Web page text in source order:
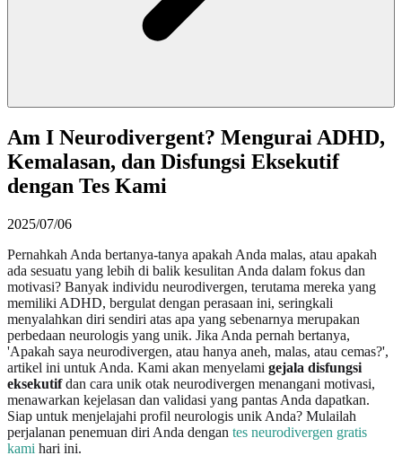
Am I Neurodivergent? Mengurai ADHD,
Kemalasan, dan Disfungsi Eksekutif
dengan Tes Kami
2025/07/06
Pernahkah Anda bertanya-tanya apakah Anda malas, atau apakah
ada sesuatu yang lebih di balik kesulitan Anda dalam fokus dan
motivasi? Banyak individu neurodivergen, terutama mereka yang
memiliki ADHD, bergulat dengan perasaan ini, seringkali
menyalahkan diri sendiri atas apa yang sebenarnya merupakan
perbedaan neurologis yang unik. Jika Anda pernah bertanya,
'Apakah saya neurodivergen, atau hanya aneh, malas, atau cemas?',
artikel ini untuk Anda. Kami akan menyelami gejala disfungsi
eksekutifdan cara unik otak neurodivergen menangani motivasi,
menawarkan kejelasan dan validasi yang pantas Anda dapatkan.
Siap untuk menjelajahi profil neurologis unik Anda? Mulailah
perjalanan penemuan diri Anda dengan tes neurodivergen gratis
kami hari ini.